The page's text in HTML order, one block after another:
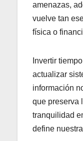
amenazas,
vuelve tan
física o
Invertir
actualizar
información
que preserva
tranquilidad
define